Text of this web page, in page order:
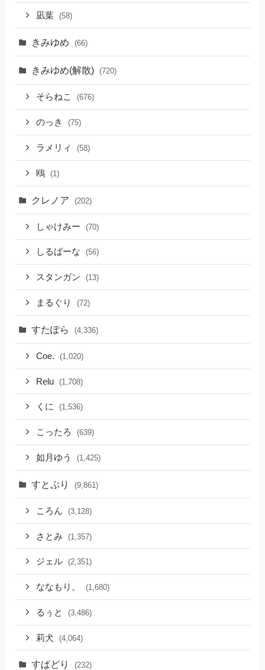
凪葉 (58)
きみゆめ (66)
きみゆめ(解散) (720)
そらねこ (676)
のっき (75)
ラメリィ (58)
鴎 (1)
クレノア (202)
しゃけみー (70)
しるばーな (56)
スタンガン (13)
まるぐり (72)
すたぽら (4,336)
Coe. (1,020)
Relu (1,708)
くに (1,536)
こったろ (639)
如月ゆう (1,425)
すとぷり (9,861)
ころん (3,128)
さとみ (1,357)
ジェル (2,351)
ななもり。 (1,680)
るぅと (3,486)
莉犬 (4,064)
すぱどり (232)